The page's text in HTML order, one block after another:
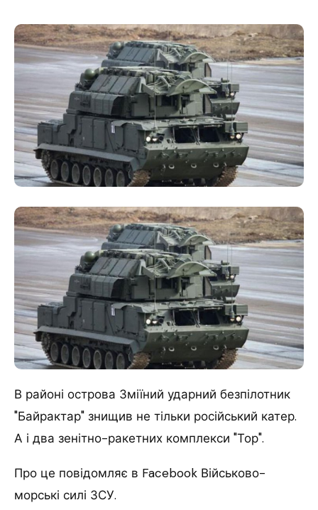
В районі острова Зміїний ударний безпілотник
"Байрактар" знищив не тільки російський катер.
А і два зенітно-ракетних комплекси "Тор".
Про це повідомляє в Facebook Військово-
морські силі ЗСУ.